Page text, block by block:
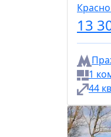
13
1
44